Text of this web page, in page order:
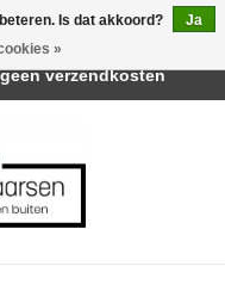
Is dat akkoord?
Ja
»
| Belvederelaan
verzendkosten